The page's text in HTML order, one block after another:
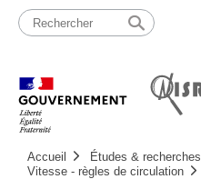
Passer
contenu
principale
Accueil Études & recherches
Vitesse - règles de circulation